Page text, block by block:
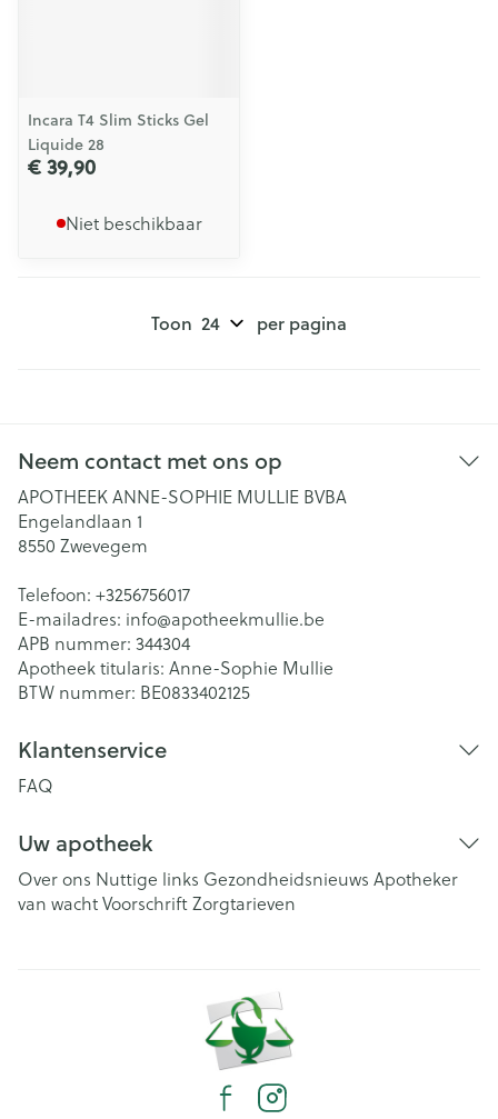
Incara T4 Slim Sticks Gel
Liquide 28
€ 39,90
Niet beschikbaar
Toon per pagina
Neem contact met ons op
APOTHEEK ANNE-SOPHIE MULLIE BVBA
Engelandlaan 1
8550 Zwevegem
Telefoon: +3256756017
E-mailadres: info@apotheekmullie.be
APB nummer: 344304
Apotheek titularis: Anne-Sophie Mullie
BTW nummer: BE0833402125
Klantenservice
FAQ
Uw apotheek
Over ons Nuttige links Gezondheidsnieuws Apotheker
van wachtVoorschriftZorgtarieven